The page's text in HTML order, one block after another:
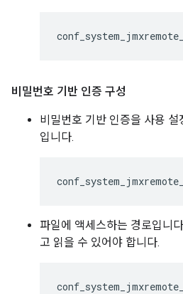
비밀번호 기반 인증 구성
비밀번호 기반 인증을 사용
입니다.
파일에 액세스하는 경로입니
고 읽을 수 있어야 합니다.